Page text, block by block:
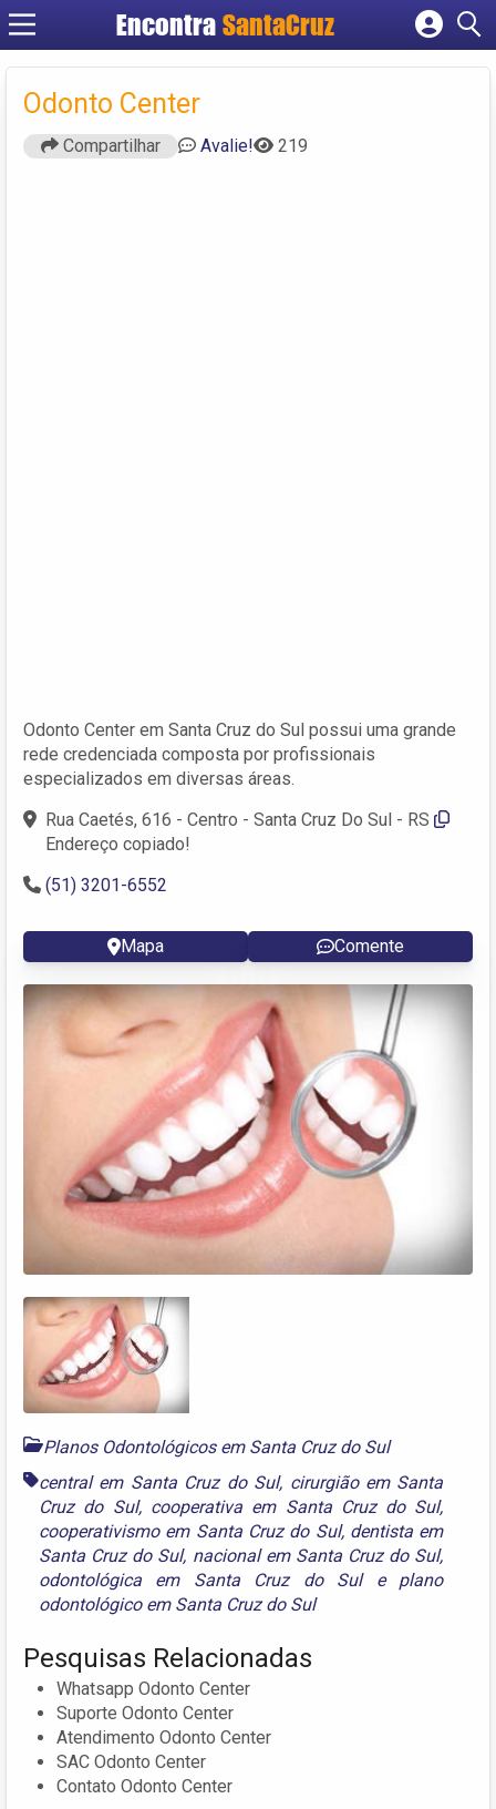
Encontra
Cadastrar empresa
Odonto Center
Compartilhar Avalie! 219
Odonto Center em Santa Cruz do Sul possui uma grande
rede credenciada composta por profissionais
especializados em diversas áreas.
Rua Caetés, 616 - Centro - Santa Cruz Do Sul - RS
Endereço copiado!
(51) 3201-6552
Mapa Comente
Planos Odontológicos em Santa Cruz do Sul
central em Santa Cruz do Sul, cirurgião em Santa
Cruz do Sul, cooperativa em Santa Cruz do Sul,
cooperativismo em Santa Cruz do Sul, dentista em
Santa Cruz do Sul, nacional em Santa Cruz do Sul,
odontológica em Santa Cruz do Sule plano
odontológico em Santa Cruz do Sul
Pesquisas Relacionadas
Whatsapp Odonto Center
Suporte Odonto Center
Atendimento Odonto Center
SAC Odonto Center
Contato Odonto Center